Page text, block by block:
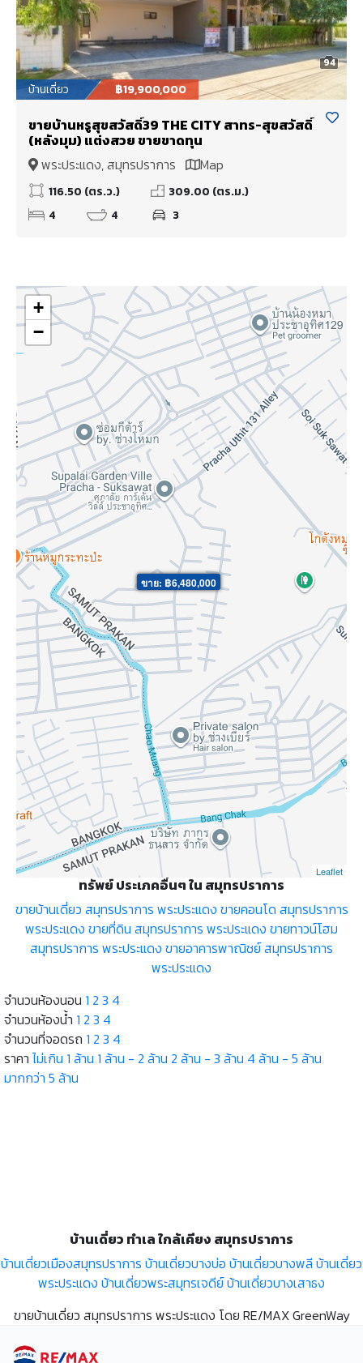
94
บ้านเดี่ยว ฿19,900,000
ขายบ้านหรูสุขสวัสดิ์39 THE CITY สาทร-สุขสวัสดิ์
(หลังมุม) แต่งสวย ขายขาดทุน
พระประแดง, สมุทรปราการ
Map
116.50 (ตร.ว.)
309.00 (ตร.ม.)
4
4 3
ขาย: ฿6,480,000
+
−
Leaflet
ทรัพย์ ประเภคอื่นๆ ใน สมุทรปราการ
ขายบ้านเดี่ยว สมุทรปราการ พระประแดง ขายคอนโด สมุทรปราการ
พระประแดง ขายที่ดิน สมุทรปราการ พระประแดง ขายทาวน์โฮม
สมุทรปราการ พระประแดง ขายอาคารพาณิชย์ สมุทรปราการ
พระประแดง
จำนวนห้องนอน 1 2 3 4
จำนวนห้องน้ำ 1 2 3 4
จำนวนที่จอดรถ 1 2 3 4
ราคา ไม่เกิน 1 ล้าน 1 ล้าน - 2 ล้าน 2 ล้าน - 3 ล้าน 4 ล้าน - 5 ล้าน
มากกว่า 5 ล้าน
บ้านเดี่ยว ทำเล ใกล้เคียง สมุทรปราการ
บ้านเดี่ยวเมืองสมุทรปราการ บ้านเดี่ยวบางบ่อ บ้านเดี่ยวบางพลี บ้านเดี่ยว
พระประแดง บ้านเดี่ยวพระสมุทรเจดีย์บ้านเดี่ยวบางเสาธง
ขายบ้านเดี่ยว สมุทรปราการ พระประแดง โดย RE/MAX GreenWay